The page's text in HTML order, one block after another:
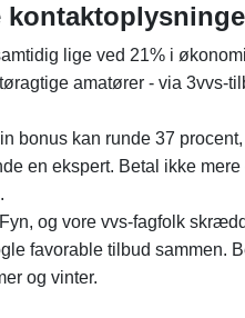
lige ved 21% i
amatører - via 3vvs-
bonus kan runde 37
en ekspert. Betal ikke
og vore vvs-fagfolk
favorable tilbud sammen.
og vinter.